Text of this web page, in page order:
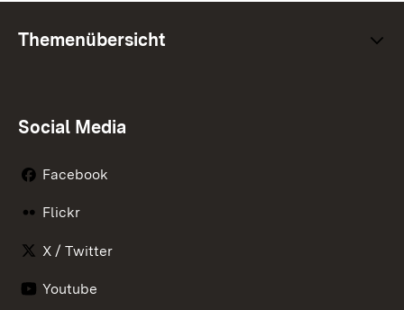
Themenübersicht
Social Media
Facebook
Flickr
X / Twitter
Youtube